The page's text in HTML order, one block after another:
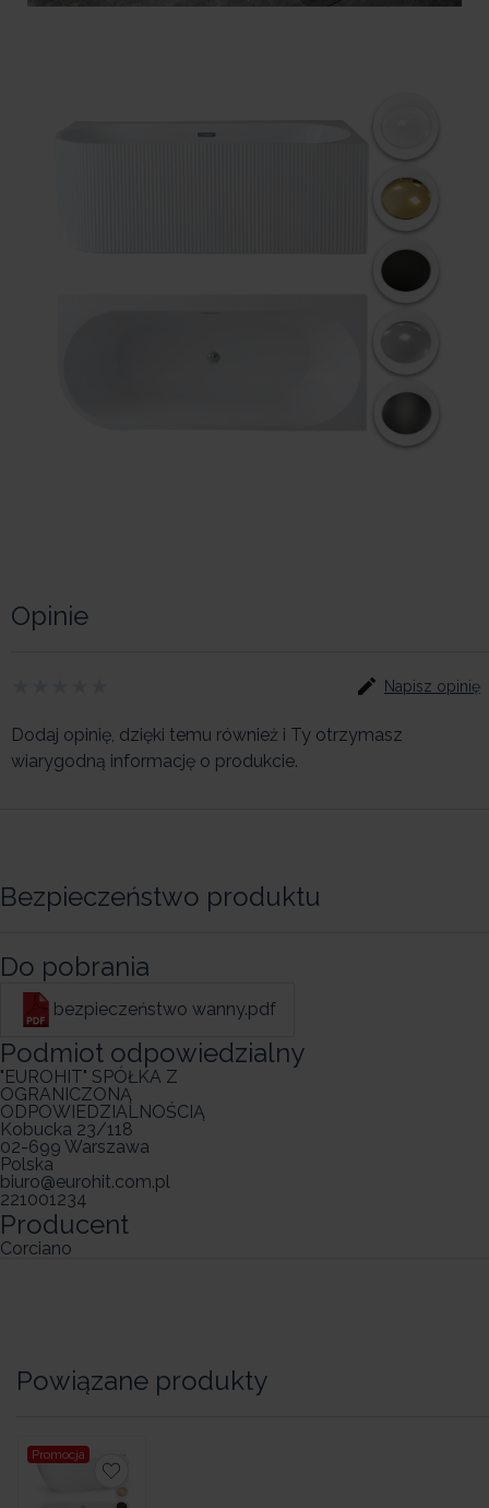
Opinie
Napisz opinię
Dodaj opinię, dzięki temu również i Ty otrzymasz
wiarygodną informację o produkcie.
Bezpieczeństwo produktu
Do pobrania
bezpieczeństwo wanny.pdf
Podmiot odpowiedzialny
"EUROHIT" SPÓŁKA Z
OGRANICZONĄ
ODPOWIEDZIALNOŚCIĄ
Kobucka 23/118
02-699 Warszawa
Polska
biuro@eurohit.com.pl
221001234
Producent
Corciano
Powiązane produkty
Promocja